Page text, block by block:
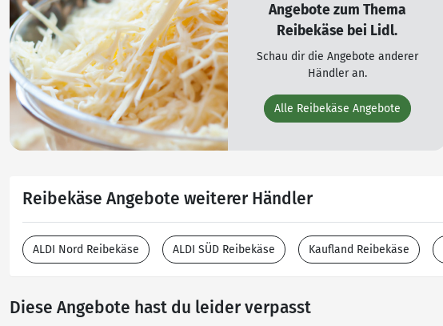
Angebote zum Thema
Reibekäse bei Lidl.
Schau dir die Angebote anderer
Händler an.
Alle Reibekäse Angebote
Reibekäse Angebote weiterer Händler
ALDI Nord Reibekäse ALDI SÜD Reibekäse Kaufland Reibekäse
Diese Angebote hast du leider verpasst